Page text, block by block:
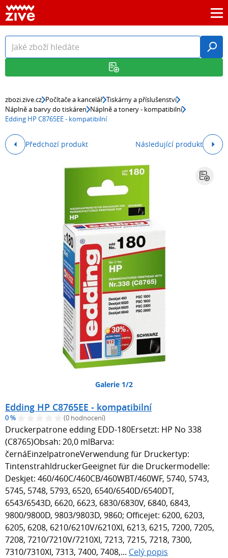
zbozi.zive.cz Počítače a kancelář Tiskárny a příslušenství
Náplně a barvy do tiskáren Náplně a tonery - kompatibilní
Edding HP C8765EE - kompatibilní
Předchozí produkt Následující produkt
Galerie 1/2
Edding HP C8765EE - kompatibilní
0 % (0 hodnocení)
Druckerpatrone edding EDD-180Ersetzt: HP No 338
(C8765)Obsah: 20,0 mlBarva:
černáEinzelpatroneVerwendung für Druckertyp:
TintenstrahldruckerGeeignet für die Druckermodelle:
Deskjet: 460/460C/460CB/460WBT/460WF, 5740, 5743,
5745, 5748, 5793, 6520, 6540/6540D/6540DT,
6543/6543D, 6620, 6623, 6830/6830V, 6840, 6843,
9800/9800D, 9803/9803D, 9860; Officejet: 6200, 6203,
6205, 6208, 6210/6210V/6210XI, 6213, 6215, 7200, 7205,
7208, 7210/7210V/7210XI, 7213, 7215, 7218, 7300,
7310/7310XI, 7313, 7400, 7408,... Celý popis